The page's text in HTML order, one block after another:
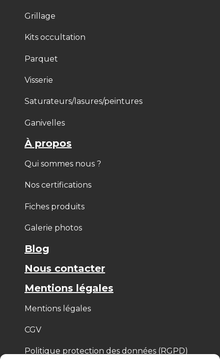
Grillage
Kits occultation
Parquet
Visserie
Saturateurs/lasures/peintures
Ganivelles
À propos
Qui sommes nous ?
Nos certifications
Fiches produits
Galerie photos
Blog
Nous contacter
Mentions légales
Mentions légales
CGV
Politique protection des données (RGPD)